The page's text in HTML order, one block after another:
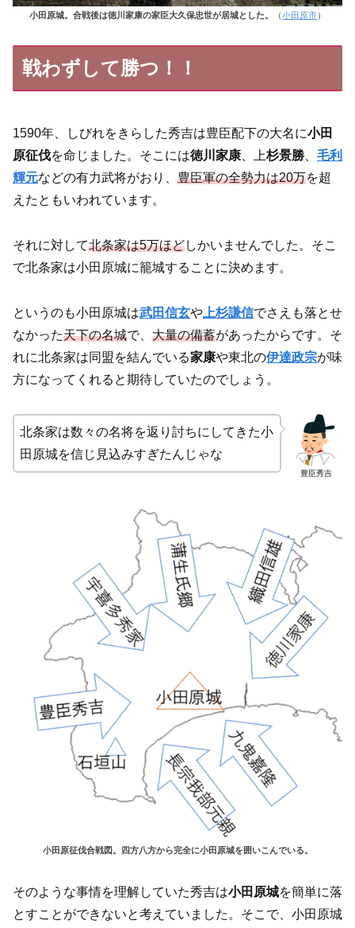
小田原城。合戦後は徳川家康の家臣大久保忠世が居城とした。 （小田原市）
戦わずして勝つ！！
1590年、しびれをきらした秀吉は豊臣配下の大名に小田
原征伐を命じました。そこには徳川家康 、上杉景勝
毛利
輝元などの有力武将がおり、 豊臣軍の全勢力は20万を超
えたともいわれています。
それに対して北条家は5万ほどしかいませんでした。そこ
で北条家は小田原城に籠城することに決めます。
というのも小田原城は武田信玄や 上杉謙信でさえも落とせ
なかった天下の名城で、 大量の備蓄があったからです。そ
れに北条家は同盟を結んでいる家康や東北の伊達政宗が味
方になってくれると期待していたのでしょう。
豊臣秀吉
北条家は数々の名将を返り討ちにしてきた小
田原城を信じ見込みすぎたんじゃな
小田原征伐合戦図。四方八方から完全に小田原城を囲いこんでいる。
そのような事情を理解していた秀吉は小田原城を簡単に落
とすことができないと考えていました。そこで、小田原城